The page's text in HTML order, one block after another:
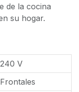
de la cocina
su hogar.
240 V
Frontales